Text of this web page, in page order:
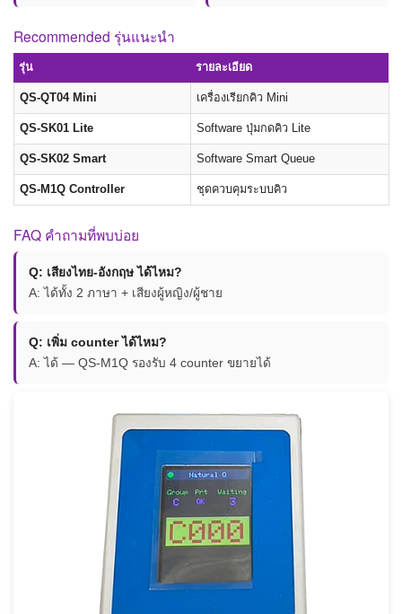
Recommended รุ่นแนะนำ
รุ่น รายละเอียด
QS-QT04 Mini เครื่องเรียกคิว Mini
QS-SK01 Lite Software ปุ่มกดคิว Lite
QS-SK02 Smart Software Smart Queue
QS-M1Q Controller ชุดควบคุมระบบคิว
FAQ คำถามที่พบบ่อย
Q: เสียงไทย-อังกฤษ ได้ไหม?
A: ได้ทั้ง 2 ภาษา + เสียงผู้หญิง/ผู้ชาย
Q: เพิ่ม counter ได้ไหม?
A: ได้ — QS-M1Q รองรับ 4 counter ขยายได้